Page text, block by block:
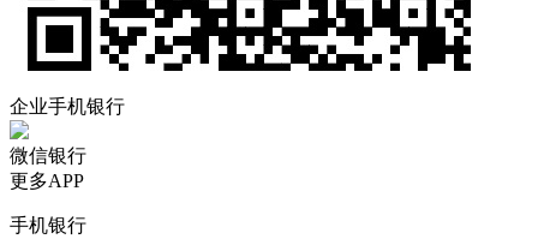
企业手机银行
微信银行
更多APP
手机银行